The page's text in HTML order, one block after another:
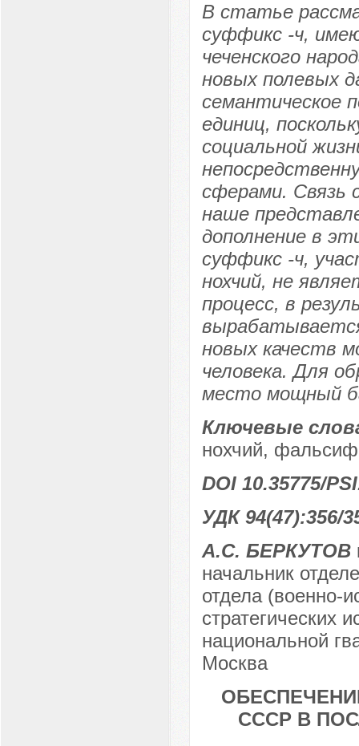
В статье
суффикс -ч,
чеченского
новых полевых
семантическое
единиц,
социальной
сферами. Связь
наше
дополнение в
суффикс -ч,
нохчий, не
процесс, в
новых качеств
человека. Для
место мощный
Ключевые
нохчий,
DOI 10.35775/
УДК 94(47):356/
А.С. БЕРКУТОВ
начальник
отдела (военно-
стратегических
национальной
Москва
СССР В